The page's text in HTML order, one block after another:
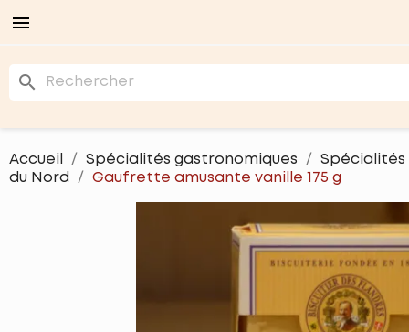

search
Accueil Spécialités gastronomiques
Spécialités
du Nord
Gaufrette amusante vanille 175 g